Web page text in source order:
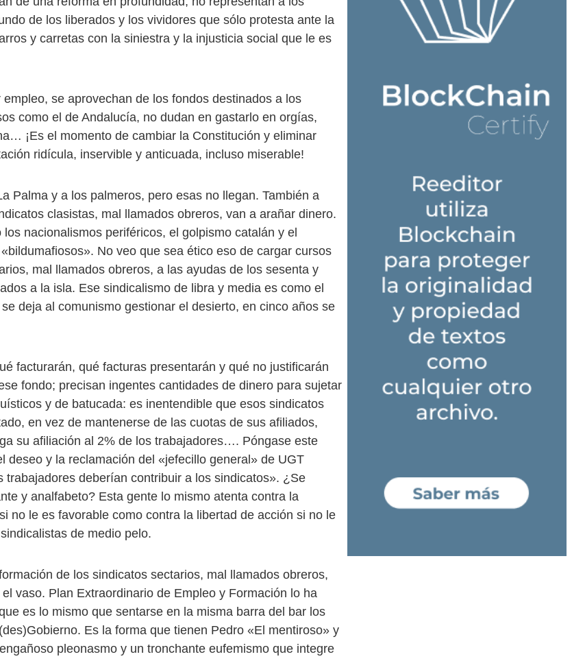
de los liberados y los vividores que sólo protesta ante la
y carretas con la siniestra y la injusticia social que le es
se aprovechan de los fondos destinados a los
como el de Andalucía, no dudan en gastarlo en orgías,
¡Es el momento de cambiar la Constitución y eliminar
ridícula, inservible y anticuada, incluso miserable!
Palma y a los palmeros, pero esas no llegan. También a
clasistas, mal llamados obreros, van a arañar dinero.
nacionalismos periféricos, el golpismo catalán y el
No veo que sea ético eso de cargar cursos
mal llamados obreros, a las ayudas de los sesenta y
a la isla. Ese sindicalismo de libra y media es como el
deja al comunismo gestionar el desierto, en cinco años se
facturarán, qué facturas presentarán y qué no justificarán
fondo; precisan ingentes cantidades de dinero para sujetar
y de batucada: es inentendible que esos sindicatos
en vez de mantenerse de las cuotas de sus afiliados,
su afiliación al 2% de los trabajadores…. Póngase este
deseo y la reclamación del «jefecillo general» de UGT
trabajadores deberían contribuir a los sindicatos». ¿Se
y analfabeto? Esta gente lo mismo atenta contra la
no le es favorable como contra la libertad de acción si no le
de medio pelo.
de los sindicatos sectarios, mal llamados obreros,
vaso. Plan Extraordinario de Empleo y Formación lo ha
es lo mismo que sentarse en la misma barra del bar los
Es la forma que tienen Pedro «El mentiroso» y
pleonasmo y un tronchante eufemismo que integre